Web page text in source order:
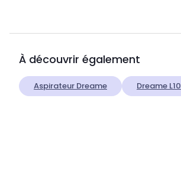
À découvrir également
Aspirateur Dreame Dreame L10